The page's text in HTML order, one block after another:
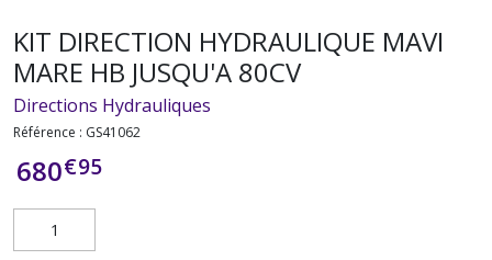
KIT DIRECTION HYDRAULIQUE MAVI
MARE HB JUSQU'A 80CV
Directions Hydrauliques
Référence : GS41062
680€95